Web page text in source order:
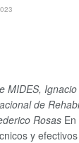
MIDES,
de
Rosas
y